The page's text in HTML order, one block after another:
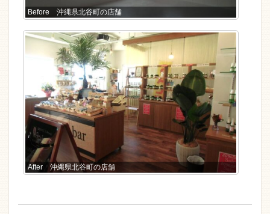
Before 沖縄県北谷町の店舗
After 沖縄県北谷町の店舗